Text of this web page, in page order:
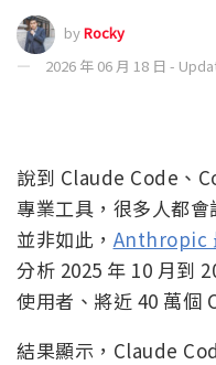
byRocky
2026 年 06 月 18 日 -
說到 Claude Code、
專業工具，很多人都
並非如此， Anthropic
分析 2025 年 10 月到
使用者、將近 40 萬個
結果顯示，Claude